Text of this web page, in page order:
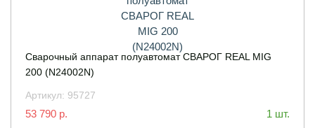
Сварочный аппарат полуавтомат СВАРОГ REAL MIG
200 (N24002N)
Артикул: 95727
53 790 р. 1 шт.